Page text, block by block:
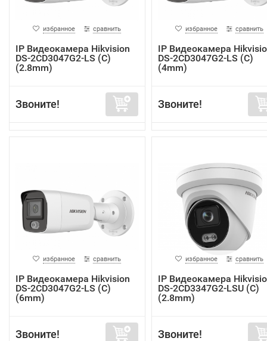
избранное сравнить
IP Видеокамера Hikvision
DS-2CD3047G2-LS (C)
(2.8mm)
Звоните!
избранное сравнить
IP Видеокамера
DS-2CD3047G2-LS (C)
(4mm)
Звоните!
избранное сравнить
IP Видеокамера Hikvision
DS-2CD3047G2-LS (C)
(6mm)
Звоните!
избранное сравнить
IP Видеокамера
DS-2CD3347G2-LSU (C)
(2.8mm)
Звоните!